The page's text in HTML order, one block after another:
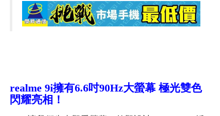
realme 9i擁有6.6吋90Hz大螢幕 極光雙色
閃耀亮相！